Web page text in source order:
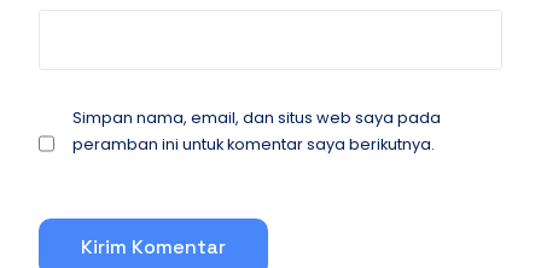
Simpan nama, email, dan situs web saya pada
peramban ini untuk komentar saya berikutnya.